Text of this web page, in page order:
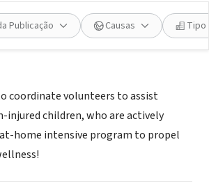
Publicação Causas Tipo
coordinate volunteers to assist
children, who are actively
home intensive program to propel